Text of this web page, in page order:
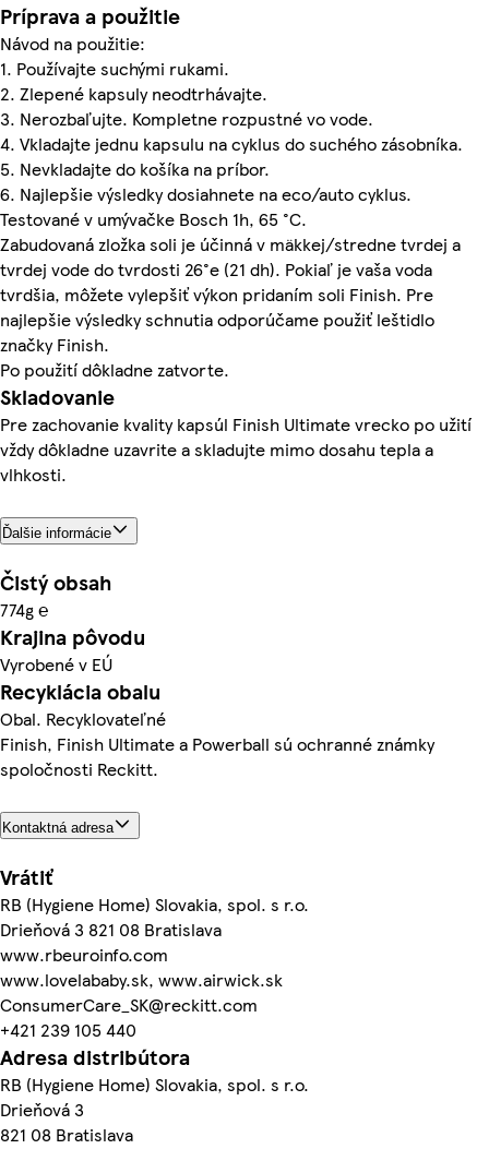
Príprava a použitie
Návod na použitie:
1. Používajte suchými rukami.
2. Zlepené kapsuly neodtrhávajte.
3. Nerozbaľujte. Kompletne rozpustné vo vode.
4. Vkladajte jednu kapsulu na cyklus do suchého zásobníka.
5. Nevkladajte do košíka na príbor.
6. Najlepšie výsledky dosiahnete na eco/auto cyklus.
Testované v umývačke Bosch 1h, 65 °C.
Zabudovaná zložka soli je účinná v mäkkej/stredne tvrdej a
tvrdej vode do tvrdosti 26°e (21 dh). Pokiaľ je vaša voda
tvrdšia, môžete vylepšiť výkon pridaním soli Finish. Pre
najlepšie výsledky schnutia odporúčame použiť leštidlo
značky Finish.
Po použití dôkladne zatvorte.
Skladovanie
Pre zachovanie kvality kapsúl Finish Ultimate vrecko po užití
vždy dôkladne uzavrite a skladujte mimo dosahu tepla a
vlhkosti.
Ďalšie informácie
Čistý obsah
774g ℮
Krajina pôvodu
Vyrobené v EÚ
Recyklácia obalu
Obal. Recyklovateľné
Finish, Finish Ultimate a Powerball sú ochranné známky
spoločnosti Reckitt.
Kontaktná adresa
Vrátiť
RB (Hygiene Home) Slovakia, spol. s r.o.
Drieňová 3 821 08 Bratislava
www.rbeuroinfo.com
www.lovelababy.sk, www.airwick.sk
ConsumerCare_SK@reckitt.com
+421 239 105 440
Adresa distribútora
RB (Hygiene Home) Slovakia, spol. s r.o.
Drieňová 3
821 08 Bratislava